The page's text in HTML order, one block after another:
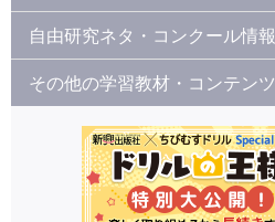
自由研究ネタ・コンクール情報
その他の学習教材・コンテンツ